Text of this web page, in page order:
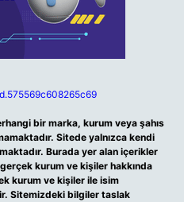
bir marka, kurum veya şahıs
Sitede yalnızca kendi
Burada yer alan içerikler
kurum ve kişiler hakkında
kurum ve kişiler ile isim
Sitemizdeki bilgiler taslak